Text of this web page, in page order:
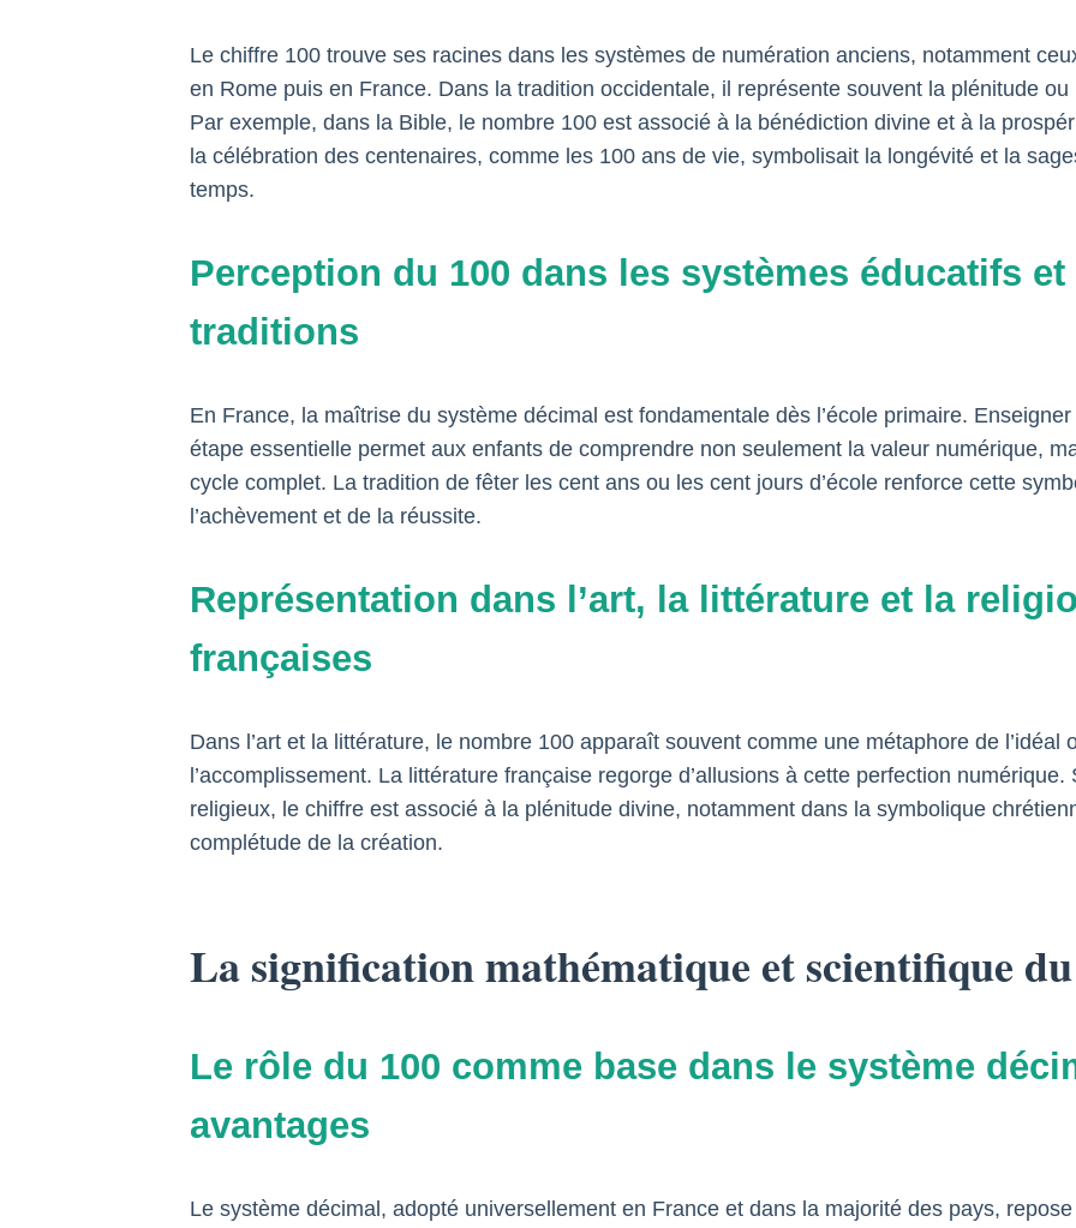
Le chiffre 100 trouve ses racines dans les systèmes de numération anciens, notamment
en Rome puis en France. Dans la tradition occidentale, il représente souvent la plénitude ou
Par exemple, dans la Bible, le nombre 100 est associé à la bénédiction divine et à la
la célébration des centenaires, comme les 100 ans de vie, symbolisait la longévité et la
temps.
Perception du 100 dans les systèmes éducatifs et
traditions
En France, la maîtrise du système décimal est fondamentale dès l’école primaire.
étape essentielle permet aux enfants de comprendre non seulement la valeur numérique,
cycle complet. La tradition de fêter les cent ans ou les cent jours d’école renforce cette
l’achèvement et de la réussite.
Représentation dans l’art, la littérature et la
françaises
Dans l’art et la littérature, le nombre 100 apparaît souvent comme une métaphore de l’idéal
l’accomplissement. La littérature française regorge d’allusions à cette perfection numérique.
religieux, le chiffre est associé à la plénitude divine, notamment dans la symbolique
complétude de la création.
La signification mathématique et scientifique
Le rôle du 100 comme base dans le système
avantages
Le système décimal, adopté universellement en France et dans la majorité des pays,